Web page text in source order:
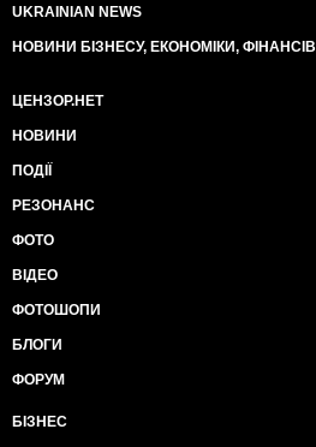
UKRAINIAN NEWS
НОВИНИ БІЗНЕСУ, ЕКОНОМІКИ, ФІНАНСІВ
ЦЕНЗОР.НЕТ
НОВИНИ
ПОДІЇ
РЕЗОНАНС
ФОТО
ВІДЕО
ФОТОШОПИ
БЛОГИ
ФОРУМ
БІЗНЕС